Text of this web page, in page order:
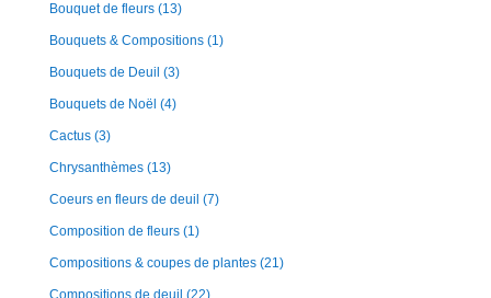
Bouquet de fleurs (13)
Bouquets & Compositions (1)
Bouquets de Deuil (3)
Bouquets de Noël (4)
Cactus (3)
Chrysanthèmes (13)
Coeurs en fleurs de deuil (7)
Composition de fleurs (1)
Compositions & coupes de plantes (21)